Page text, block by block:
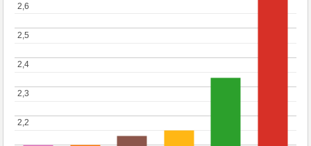
2,2
2,2
2,3
2,3
2,4
2,4
2,5
2,5
2,6
2,6